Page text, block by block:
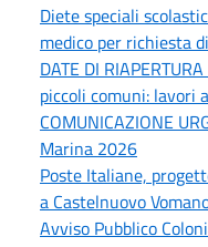
Diete speciali
medico per richiesta
DATE DI
piccoli comuni: lavori
COMUNICAZIONE
Marina 2026
Poste Italiane,
a Castelnuovo
Avviso Pubblico